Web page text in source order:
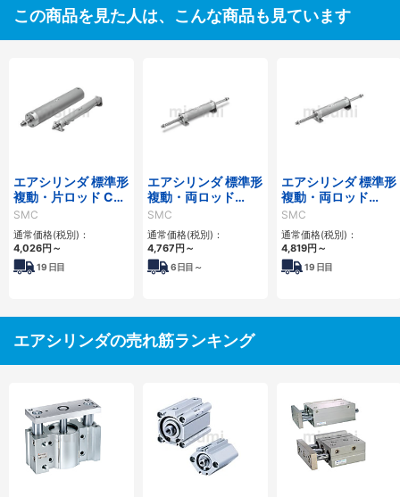
この商品を見た人は、こんな商品も見ています
エアシリンダ 標準形
複動・片ロッド CG1
シリーズ エアハイド
ロタイプ
SMC
通常価格(税別)：
4,026円 ～
19 日目
エアシリンダ 標準形
複動・両ロッド
CG1Wシリーズ
SMC
通常価格(税別)：
4,767 円 ～
6日目～
エアシリンダ 標準形
複動・両ロッド
CG1Wシリーズ エ
アハイドロタイプ
SMC
通常価格(税別)：
4,819円 ～
19 日目
エアシリンダの売れ筋ランキング